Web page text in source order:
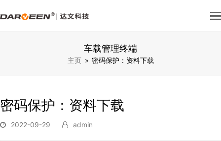
车载管理终端
主页 » 密码保护：资料下载
密码保护：资料下载
2022-09-29 admin